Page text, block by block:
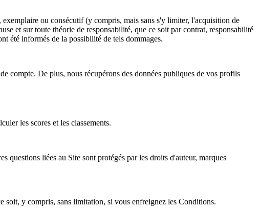
ou consécutif (y compris, mais sans s'y limiter, l'acquisition de
et sur toute théorie de responsabilité, que ce soit par contrat, responsabilité
été informés de la possibilité de tels dommages.
compte. De plus, nous récupérons des données publiques de vos profils
les scores et les classements.
liées au Site sont protégés par les droits d'auteur, marques
soit, y compris, sans limitation, si vous enfreignez les Conditions.